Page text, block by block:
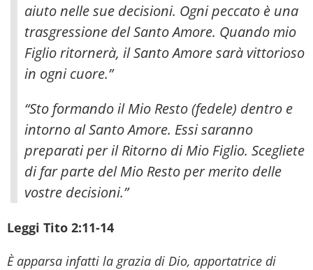
aiuto nelle sue decisioni. Ogni peccato è una
trasgressione del Santo Amore. Quando mio
Figlio ritornerà, il Santo Amore sarà vittorioso
in ogni cuore.”
“Sto formando il Mio Resto (fedele) dentro e
intorno al Santo Amore. Essi saranno
preparati per il Ritorno di Mio Figlio. Scegliete
di far parte del Mio Resto per merito delle
vostre decisioni.”
Leggi Tito 2:11-14
È apparsa infatti la grazia di Dio, apportatrice di